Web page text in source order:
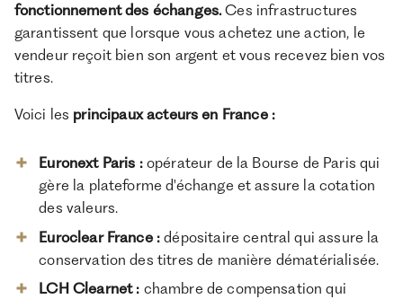
fonctionnement des échanges.Ces infrastructures
garantissent que lorsque vous achetez une action, le
vendeur reçoit bien son argent et vous recevez bien vos
titres.
Voici les principaux acteurs en France :
Euronext Paris :opérateur de la Bourse de Paris qui
gère la plateforme d'échange et assure la cotation
des valeurs.
Euroclear France : dépositaire central qui assure la
conservation des titres de manière dématérialisée.
LCH Clearnet : chambre de compensation qui